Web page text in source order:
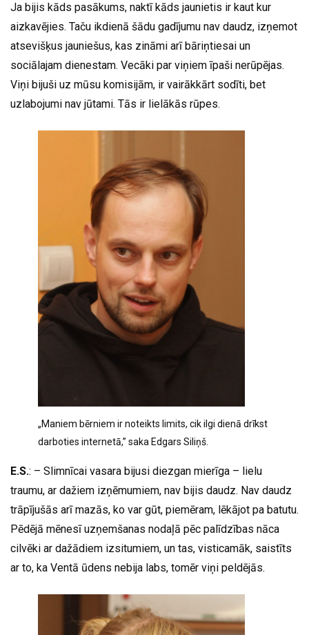
Ja bijis kāds pasākums, naktī kāds jaunietis ir kaut kur
aizkavējies. Taču ikdienā šādu gadījumu nav daudz, izņemot
atsevišķus jauniešus, kas zināmi arī bāriņtiesai un
sociālajam dienestam. Vecāki par viņiem īpaši nerūpējas.
Viņi bijuši uz mūsu komisijām, ir vairākkārt sodīti, bet
uzlabojumi nav jūtami. Tās ir lielākās rūpes.
„Maniem bērniem ir noteikts limits, cik ilgi dienā drīkst
darboties internetā,” saka Edgars Siliņš.
E.S.: – Slimnīcai vasara bijusi diezgan mierīga – lielu
traumu, ar dažiem izņēmumiem, nav bijis daudz. Nav daudz
trāpījušās arī mazās, ko var gūt, piemēram, lēkājot pa batutu.
Pēdējā mēnesī uzņemšanas nodaļā pēc palīdzības nāca
cilvēki ar dažādiem izsitumiem, un tas, visticamāk, saistīts
ar to, ka Ventā ūdens nebija labs, tomēr viņi peldējās.